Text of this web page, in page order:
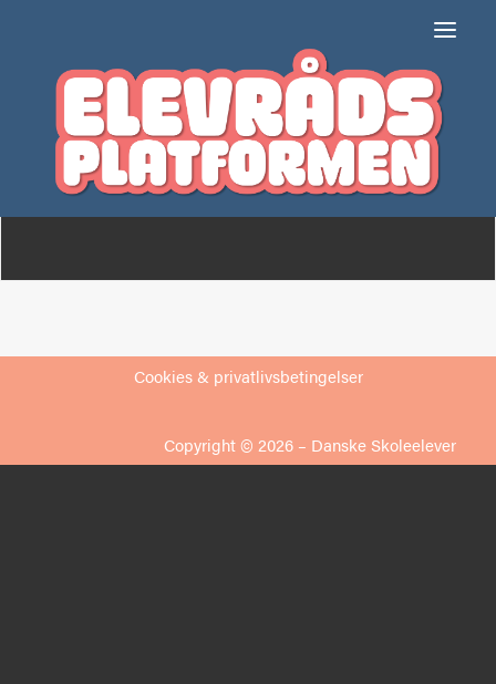
Engholmskolen
Medlemmer
Cookies & privatlivsbetingelser
Copyright © 2026 – Danske Skoleelever